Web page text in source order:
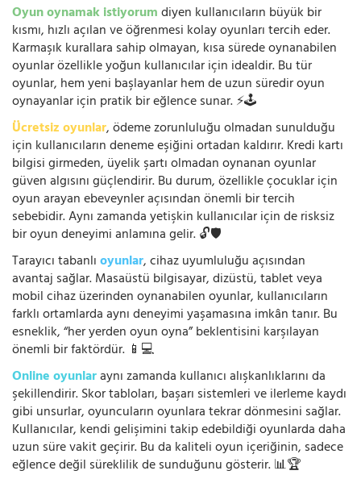
Oyun oynamak istiyorumdiyen kullanıcıların büyük bir
kısmı, hızlı açılan ve öğrenmesi kolay oyunları tercih eder.
Karmaşık kurallara sahip olmayan, kısa sürede oynanabilen
oyunlar özellikle yoğun kullanıcılar için idealdir. Bu tür
oyunlar, hem yeni başlayanlar hem de uzun süredir oyun
oynayanlar için pratik bir eğlence sunar. ⚡🕹️
Ücretsiz oyunlar, ödeme zorunluluğu olmadan sunulduğu
için kullanıcıların deneme eşiğini ortadan kaldırır. Kredi kartı
bilgisi girmeden, üyelik şartı olmadan oynanan oyunlar
güven algısını güçlendirir. Bu durum, özellikle çocuklar için
oyun arayan ebeveynler açısından önemli bir tercih
sebebidir. Aynı zamanda yetişkin kullanıcılar için de risksiz
bir oyun deneyimi anlamına gelir. 🔓🛡️
Tarayıcı tabanlıoyunlar, cihaz uyumluluğu açısından
avantaj sağlar. Masaüstü bilgisayar, dizüstü, tablet veya
mobil cihaz üzerinden oynanabilen oyunlar, kullanıcıların
farklı ortamlarda aynı deneyimi yaşamasına imkân tanır. Bu
esneklik, “her yerden oyun oyna” beklentisini karşılayan
önemli bir faktördür. 📱💻
Online oyunlaraynı zamanda kullanıcı alışkanlıklarını da
şekillendirir. Skor tabloları, başarı sistemleri ve ilerleme kaydı
gibi unsurlar, oyuncuların oyunlara tekrar dönmesini sağlar.
Kullanıcılar, kendi gelişimini takip edebildiği oyunlarda daha
uzun süre vakit geçirir. Bu da kaliteli oyun içeriğinin, sadece
eğlence değil süreklilik de sunduğunu gösterir. 📊🏆